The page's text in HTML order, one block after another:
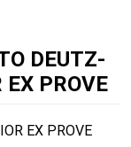
DEUTZ-
PROVE
EX PROVE